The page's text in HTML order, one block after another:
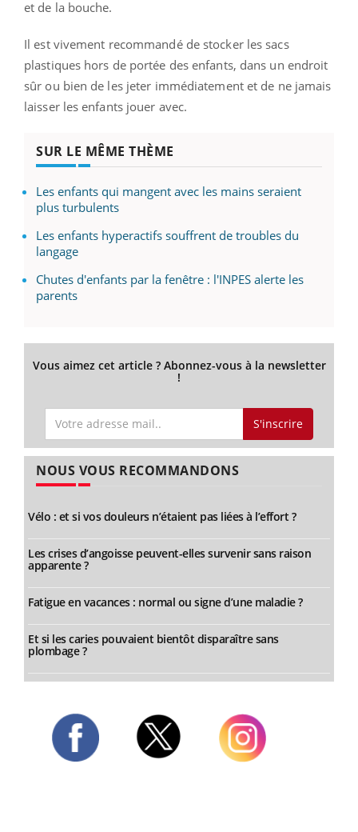
et de la bouche.
Il est vivement recommandé de stocker les sacs
plastiques hors de portée des enfants, dans un endroit
sûr ou bien de les jeter immédiatement et de ne jamais
laisser les enfants jouer avec.
SUR LE MÊME THÈME
Les enfants qui mangent avec les mains seraient
plus turbulents
Les enfants hyperactifs souffrent de troubles du
langage
Chutes d'enfants par la fenêtre : l'INPES alerte les
parents
Vous aimez cet article ? Abonnez-vous à la newsletter
!
S'inscrire
NOUS VOUS RECOMMANDONS
Vélo : et si vos douleurs n’étaient pas liées à l’effort ?
Les crises d’angoisse peuvent-elles survenir sans raison
apparente ?
Fatigue en vacances : normal ou signe d’une maladie ?
Et si les caries pouvaient bientôt disparaître sans
plombage ?